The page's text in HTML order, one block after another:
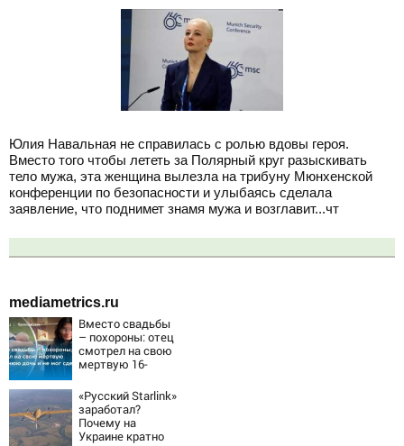
Юлия Навальная не справилась с ролью вдовы героя.
Вместо того чтобы лететь за Полярный круг разыскивать
тело мужа, эта женщина вылезла на трибуну Мюнхенской
конференции по безопасности и улыбаясь сделала
заявление, что поднимет знамя мужа и возглавит...чт
mediametrics.ru
Вместо свадьбы
– похороны: отец
смотрел на свою
мертвую 16-
мог сдержать
слезы
«Русский Starlink»
заработал?
Почему на
Украине кратно